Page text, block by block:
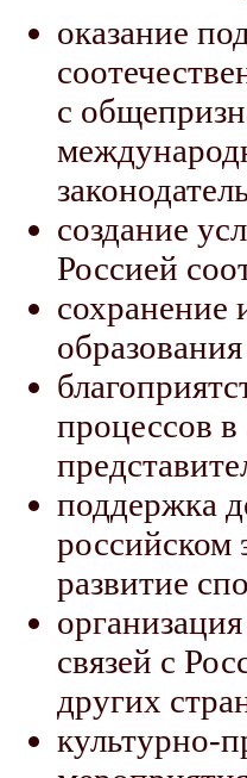
оказание
с
создание
Россией
сохранение
процессов
поддержка
российском
развитие
связей с
других
культурно-